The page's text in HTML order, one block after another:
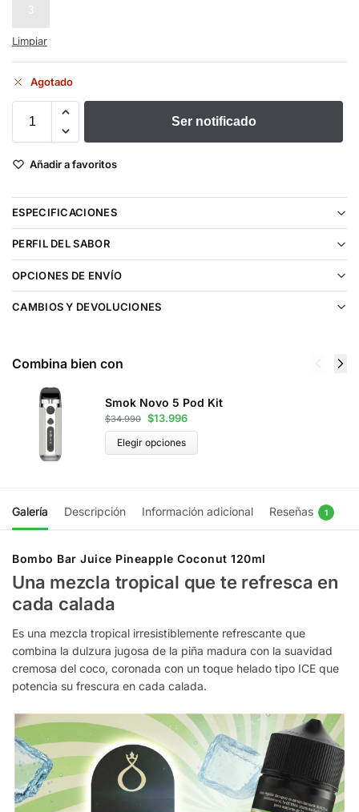
3
Limpiar
Agotado
Ser notificado
Añadir a favoritos
ESPECIFICACIONES
PERFIL DEL SABOR
OPCIONES DE ENVÍO
CAMBIOS Y DEVOLUCIONES
Combina bien con
Smok Novo 5 Pod Kit
$34.990 $13.996
Elegir opciones
Galería Descripción Información adicional Reseñas 1
Bombo Bar Juice Pineapple Coconut 120ml
Una mezcla tropical que te refresca en
cada calada
Es una mezcla tropical irresistiblemente refrescante que
combina la dulzura jugosa de la piña madura con la suavidad
cremosa del coco, coronada con un toque helado tipo ICE que
potencia su frescura en cada calada.